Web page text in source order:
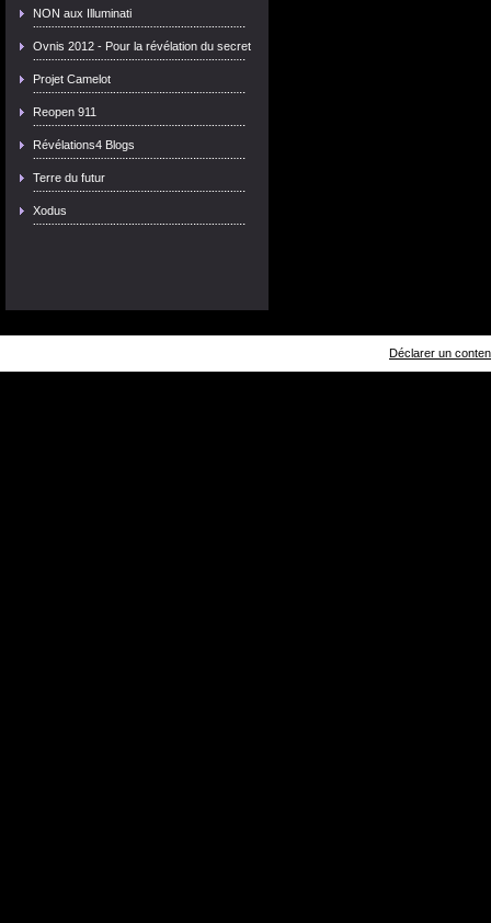
NON aux Illuminati
Ovnis 2012 - Pour la révélation du secret
Projet Camelot
Reopen 911
Révélations4 Blogs
Terre du futur
Xodus
Déclarer un